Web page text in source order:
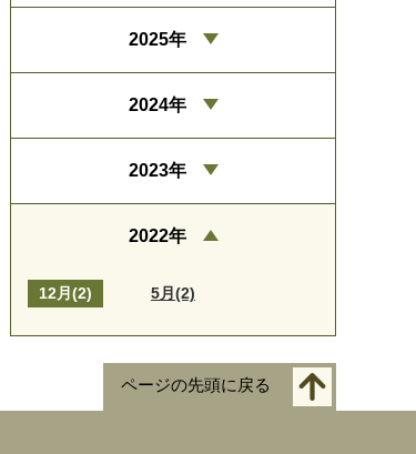
2025年
2024年
2023年
2022年
12月(2) 5月(2)
ページの先頭に戻る